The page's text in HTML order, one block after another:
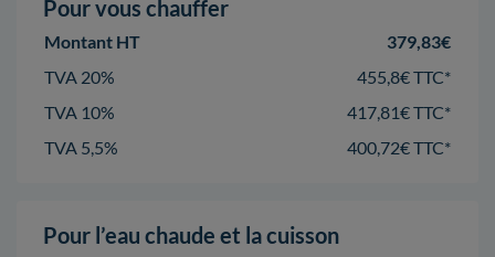
Pour vous chauffer
Montant HT
379,83€
TVA 20%
455,8€ TTC*
TVA 10%
417,81€ TTC*
TVA 5,5%
400,72€ TTC*
Pour l’eau chaude et la cuisson